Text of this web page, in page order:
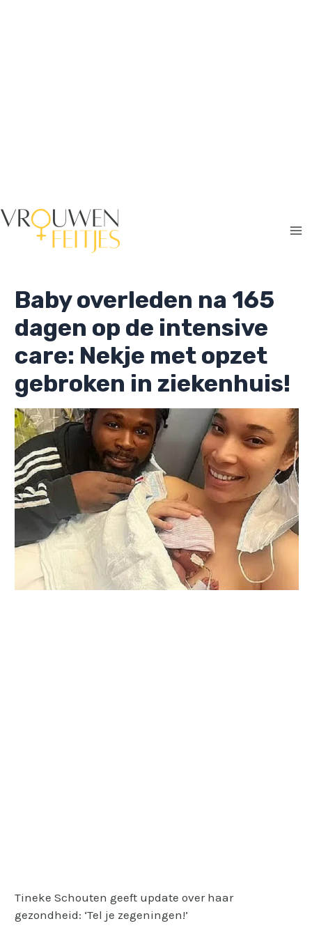
Baby overleden na 165
dagen op de intensive
care: Nekje met opzet
gebroken in ziekenhuis!
Tineke Schouten geeft update over haar
gezondheid: ‘Tel je zegeningen!’